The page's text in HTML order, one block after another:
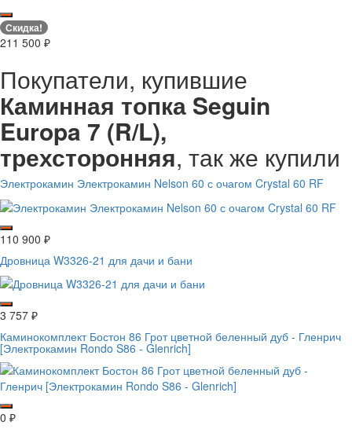
Скидка!
211 500 ₽
Покупатели, купившие
Каминная топка Seguin
Europa 7 (R/L),
трехсторонняя, так же купили
Электрокамин Электрокамин Nelson 60 с очагом Crystal 60 RF
110 900 ₽
Дровница W3326-21 для дачи и бани
3 757 ₽
Каминокомплект Бостон 86 Грот цветной беленный дуб - Гленрич
[Электрокамин Rondo S86 - Glenrich]
0 ₽